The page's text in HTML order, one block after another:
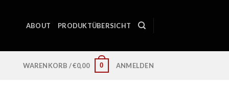
ABOUT PRODUKTÜBERSICHT
WARENKORB /€0,00 0 ANMELDEN